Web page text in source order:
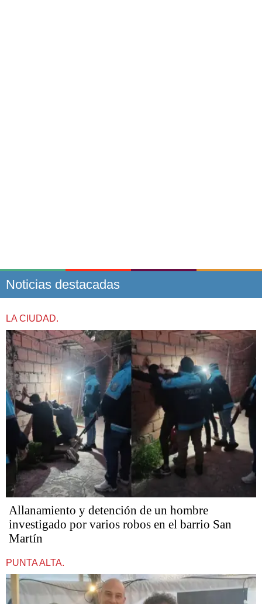
Noticias destacadas
LA CIUDAD.
Allanamiento y detención de un hombre
investigado por varios robos en el barrio San
Martín
PUNTA ALTA.